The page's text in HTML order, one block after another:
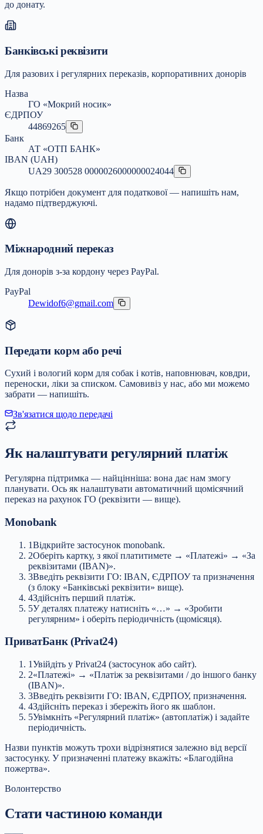
до донату.
Банківські реквізити
Для разових і регулярних переказів, корпоративних донорів
Назва
ГО «Мокрий носик»
ЄДРПОУ
44869265
Банк
АТ «ОТП БАНК»
IBAN (UAH)
UA29 300528 0000026000000024044
Якщо потрібен документ для податкової — напишіть нам,
надамо підтверджуючі.
Міжнародний переказ
Для донорів з-за кордону через PayPal.
PayPal
Dewidof6@gmail.com
Передати корм або речі
Сухий і вологий корм для собак і котів, наповнювач, ковдри,
переноски, ліки за списком. Самовивіз у нас, або ми можемо
забрати — напишіть.
Зв'язатися щодо передачі
Як налаштувати регулярний платіж
Регулярна підтримка — найцінніша: вона дає нам змогу
планувати. Ось як налаштувати автоматичний щомісячний
переказ на рахунок ГО (реквізити — вище).
Monobank
1Відкрийте застосунок monobank.
2Оберіть картку, з якої платитимете → «Платежі» → «За
реквізитами (IBAN)».
3Введіть реквізити ГО: IBAN, ЄДРПОУ та призначення
(з блоку «Банківські реквізити» вище).
4Здійсніть перший платіж.
5У деталях платежу натисніть «…» → «Зробити
регулярним» і оберіть періодичність (щомісяця).
ПриватБанк (Privat24)
1Увійдіть у Privat24 (застосунок або сайт).
2«Платежі» → «Платіж за реквізитами / до іншого банку
(IBAN)».
3Введіть реквізити ГО: IBAN, ЄДРПОУ, призначення.
4Здійсніть переказ і збережіть його як шаблон.
5Увімкніть «Регулярний платіж» (автоплатіж) і задайте
періодичність.
Назви пунктів можуть трохи відрізнятися залежно від версії
застосунку. У призначенні платежу вкажіть: «Благодійна
пожертва».
Волонтерство
Стати частиною команди